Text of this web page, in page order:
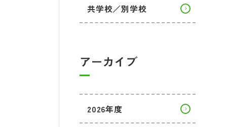
共学校／別学校
アーカイブ
2026年度